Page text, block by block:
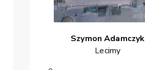
Szymon Adamczyk
Lecimy